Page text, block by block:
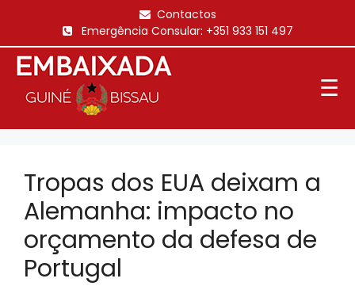
o
conteúdo
Contactos
Emergência Consular: +351 933 151 497
☰
Tropas dos EUA deixam a
Alemanha: impacto no
orçamento da defesa de
Portugal